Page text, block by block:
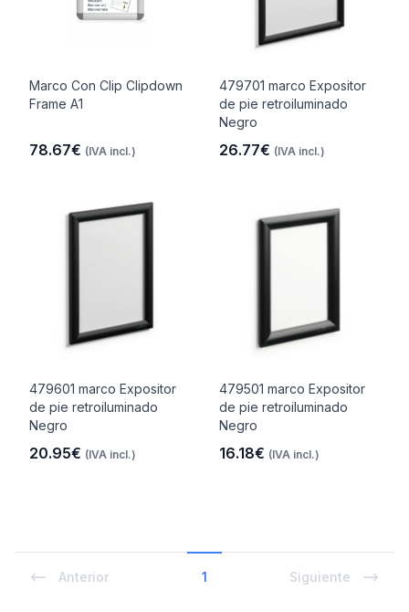
Marco Con Clip Clipdown
Frame A1
78.67€ (IVA incl.)
479701 marco Expositor
de pie retroiluminado
Negro
26.77€ (IVA incl.)
479601 marco Expositor
de pie retroiluminado
Negro
20.95€ (IVA incl.)
479501 marco Expositor
de pie retroiluminado
Negro
16.18€ (IVA incl.)
Anterior 1 Siguiente